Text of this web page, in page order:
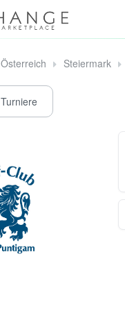
Österreich Steiermark
Turniere